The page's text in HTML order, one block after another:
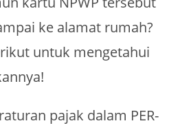
ke alamat rumah?
untuk mengetahui
pajak dalam PER-